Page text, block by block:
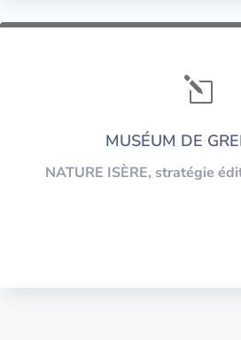
l
MUSÉUM DE
NATURE ISÈRE, stratégie